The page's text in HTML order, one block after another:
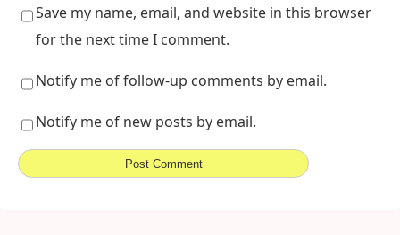
Save my name, email, and website in this browser
for the next time I comment.
Notify me of follow-up comments by email.
Notify me of new posts by email.